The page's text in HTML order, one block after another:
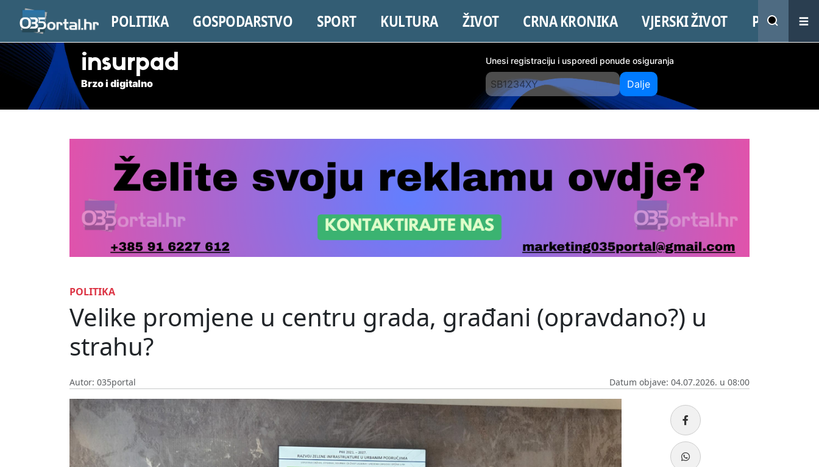
POLITIKA GOSPODARSTVO SPORT KULTURA ŽIVOT CRNA KRONIKA VJERSKI ŽIVOT PROMO
insurpad
Brzo i digitalno
Unesi registraciju i usporedi ponude osiguranja
Dalje
POLITIKA
Velike promjene u centru grada, građani (opravdano?) u
strahu?
Autor: 035portal Datum objave: 04.07.2026. u 08:00